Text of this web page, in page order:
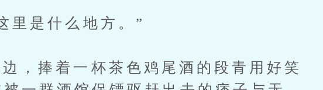
是什么地方。”
捧着一杯茶色鸡尾酒的段青用好笑